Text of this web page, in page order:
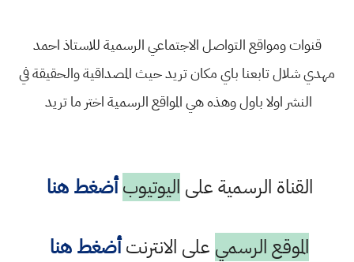
قنوات ومواقع التواصل الاجتماعي الرسمية للاستاذ احمد
مهدي شلال تابعنا باي مكان تريد حيث المصداقية والحقيقة في
النشر اولا باول وهذه هي المواقع الرسمية اختر ما تريد
القناة الرسمية على اليوتيوب أضغط هنا
الموقع الرسمي على الانترنتأضغط هنا